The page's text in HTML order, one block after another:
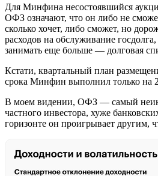
Для Минфина несостоявшийся
ОФЗ означают, что он либо не
сколько хочет, либо сможет, но
расходов на обслуживание
занимать еще больше — долговая
Кстати, квартальный план
срока Минфин выполнил только на
В моем видении, ОФЗ — самый
частного инвестора, хуже
горизонте он проигрывает другим,